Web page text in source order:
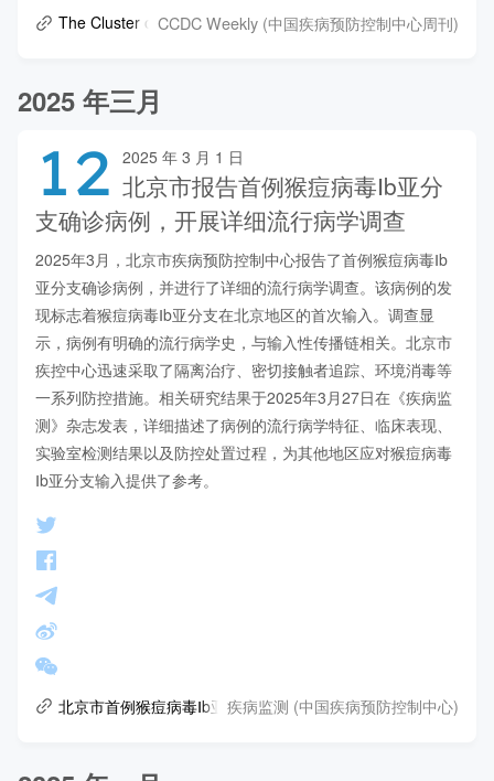
The Cluster of Mpox (Clade Ib) Infections — Yiwu City,
CCDC Weekly (中国疾病预防控制中心周刊)
2025 年三月
12 2025 年 3 月 1 日
北京市报告首例猴痘病毒Ⅰb亚分
支确诊病例，开展详细流行病学调查
2025年3月，北京市疾病预防控制中心报告了首例猴痘病毒Ⅰb
亚分支确诊病例，并进行了详细的流行病学调查。该病例的发
现标志着猴痘病毒Ⅰb亚分支在北京地区的首次输入。调查显
示，病例有明确的流行病学史，与输入性传播链相关。北京市
疾控中心迅速采取了隔离治疗、密切接触者追踪、环境消毒等
一系列防控措施。相关研究结果于2025年3月27日在《疾病监
测》杂志发表，详细描述了病例的流行病学特征、临床表现、
实验室检测结果以及防控处置过程，为其他地区应对猴痘病毒
Ⅰb亚分支输入提供了参考。
北京市首例猴痘病毒Ⅰb亚分支确诊病例的流行病学调查与处置
疾病监测 (中国疾病预防控制中心)